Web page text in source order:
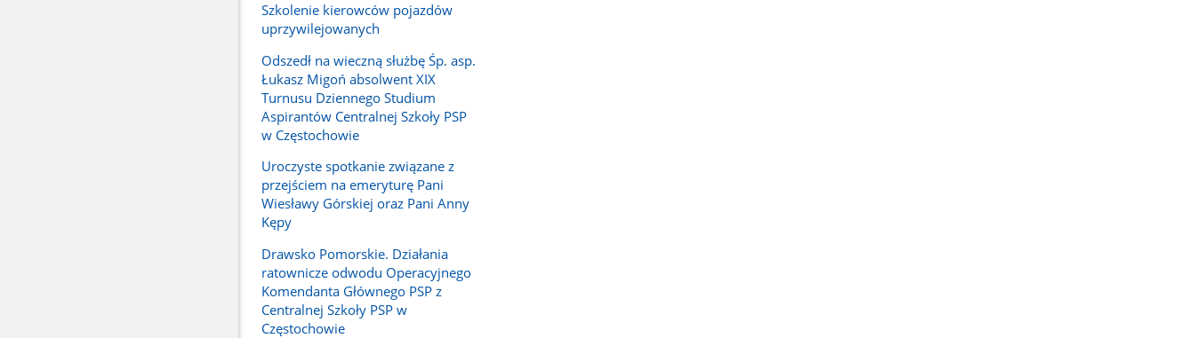
Szkolenie kierowców pojazdów
uprzywilejowanych
Odszedł na wieczną służbę Śp. asp.
Łukasz Migoń absolwent XIX
Turnusu Dziennego Studium
Aspirantów Centralnej Szkoły PSP
w Częstochowie
Uroczyste spotkanie związane z
przejściem na emeryturę Pani
Wiesławy Górskiej oraz Pani Anny
Kępy
Drawsko Pomorskie. Działania
ratownicze odwodu Operacyjnego
Komendanta Głównego PSP z
Centralnej Szkoły PSP w
Częstochowie